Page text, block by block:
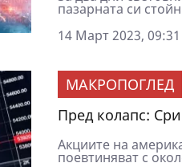
пазарната си
14 Март 2023, 09:31
МАКРОПОГЛЕД
Пред колапс:
Акциите на
поевтиняват с